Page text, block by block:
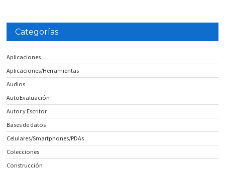
Categorías
Aplicaciones
Aplicaciones/Herramientas
Audios
AutoEvaluación
Autor y Escritor
Bases de datos
Celulares/Smartphones/PDAs
Colecciones
Construcción